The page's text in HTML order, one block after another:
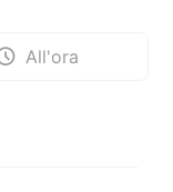
All'ora